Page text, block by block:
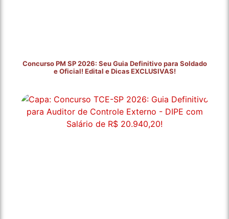
Concurso PM SP 2026: Seu Guia Definitivo para Soldado
e Oficial! Edital e Dicas EXCLUSIVAS!